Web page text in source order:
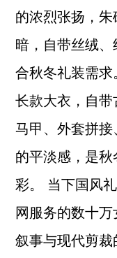
的浓烈张扬，
暗，自带丝绒
合秋冬礼装需求
长款大衣，自
马甲、外套拼
的平淡感，是
彩。 当下国风
网服务的数十
叙事与现代剪